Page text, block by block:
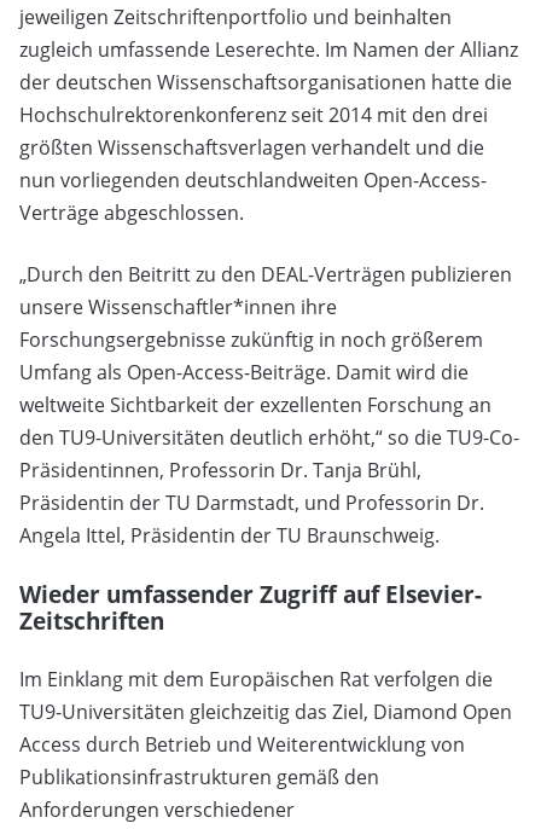
jeweiligen Zeitschriftenportfolio und beinhalten
zugleich umfassende Leserechte. Im Namen der Allianz
der deutschen Wissenschaftsorganisationen hatte die
Hochschulrektorenkonferenz seit 2014 mit den drei
größten Wissenschaftsverlagen verhandelt und die
nun vorliegenden deutschlandweiten Open-Access-
Verträge abgeschlossen.
„Durch den Beitritt zu den DEAL-Verträgen publizieren
unsere Wissenschaftler*innen ihre
Forschungsergebnisse zukünftig in noch größerem
Umfang als Open-Access-Beiträge. Damit wird die
weltweite Sichtbarkeit der exzellenten Forschung an
den TU9-Universitäten deutlich erhöht,“ so die TU9-Co-
Präsidentinnen, Professorin Dr. Tanja Brühl,
Präsidentin der TU Darmstadt, und Professorin Dr.
Angela Ittel, Präsidentin der TU Braunschweig.
Wieder umfassender Zugriff auf Elsevier-
Zeitschriften
Im Einklang mit dem Europäischen Rat verfolgen die
TU9-Universitäten gleichzeitig das Ziel, Diamond Open
Access durch Betrieb und Weiterentwicklung von
Publikationsinfrastrukturen gemäß den
Anforderungen verschiedener